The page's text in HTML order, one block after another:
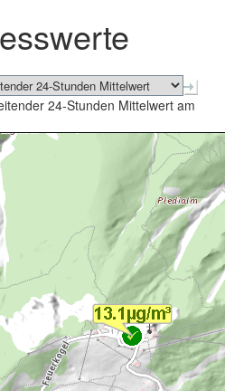
schließen
24-Stunden Mittelwert am